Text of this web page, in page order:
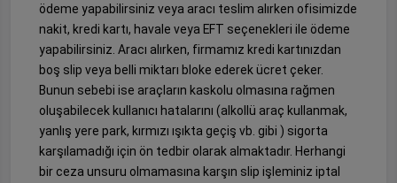
ödeme yapabilirsiniz veya aracı teslim alırken ofisimizde
nakit, kredi kartı, havale veya EFT seçenekleri ile ödeme
yapabilirsiniz. Aracı alırken, firmamız kredi kartınızdan
boş slip veya belli miktarı bloke ederek ücret çeker.
Bunun sebebi ise araçların kaskolu olmasına rağmen
oluşabilecek kullanıcı hatalarını (alkollü araç kullanmak,
yanlış yere park, kırmızı ışıkta geçiş vb. gibi ) sigorta
karşılamadığı için ön tedbir olarak almaktadır. Herhangi
bir ceza unsuru olmamasına karşın slip işleminiz iptal